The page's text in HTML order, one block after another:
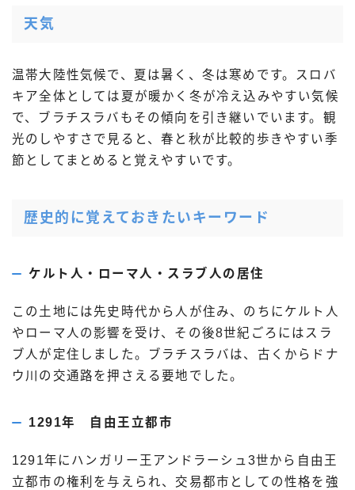
天気
温帯大陸性気候で、夏は暑く、冬は寒めです。スロバ
キア全体としては夏が暖かく冬が冷え込みやすい気候
で、ブラチスラバもその傾向を引き継いでいます。観
光のしやすさで見ると、春と秋が比較的歩きやすい季
節としてまとめると覚えやすいです。
歴史的に覚えておきたいキーワード
ケルト人・ローマ人・スラブ人の居住
この土地には先史時代から人が住み、のちにケルト人
やローマ人の影響を受け、その後8世紀ごろにはスラ
ブ人が定住しました。ブラチスラバは、古くからドナ
ウ川の交通路を押さえる要地でした。
1291年 自由王立都市
1291年にハンガリー王アンドラーシュ3世から自由王
立都市の権利を与えられ、交易都市としての性格を強